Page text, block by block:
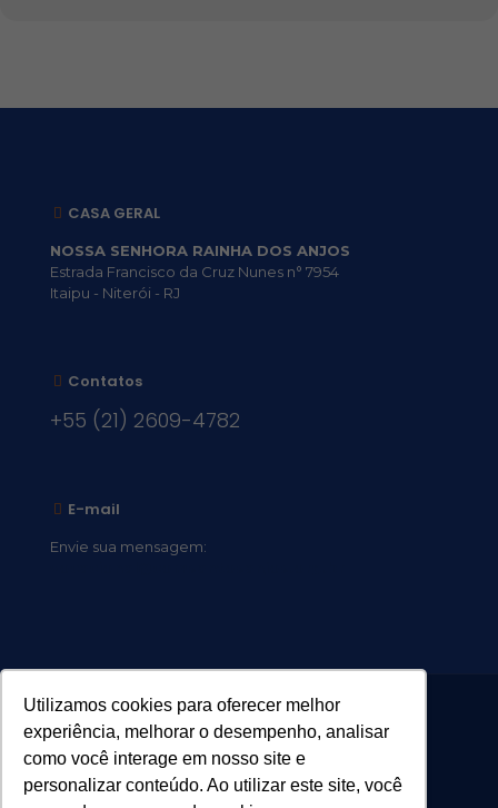
Utilizamos cookies para oferecer melhor
experiência, melhorar o desempenho, analisar
como você interage em nosso site e
personalizar conteúdo. Ao utilizar este site, você
CASA GERAL
NOSSA SENHORA RAINHA DOS ANJOS
Estrada Francisco da Cruz Nunes n° 7954
Itaipu - Niterói - RJ
Contatos
+55 (21) 2609-4782
E-mail
Envie sua mensagem: